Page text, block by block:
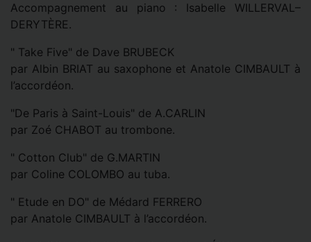
Accompagnement au piano : Isabelle WILLERVAL–
DERYTÈRE.
" Take Five" de Dave BRUBECK
par Albin BRIAT au saxophone et Anatole CIMBAULT à
l’accordéon.
"De Paris à Saint-Louis" de A.CARLIN
par Zoé CHABOT au trombone.
" Cotton Club" de G.MARTIN
par Coline COLOMBO au tuba.
" Etude en DO" de Médard FERRERO
par Anatole CIMBAULT à l’accordéon.